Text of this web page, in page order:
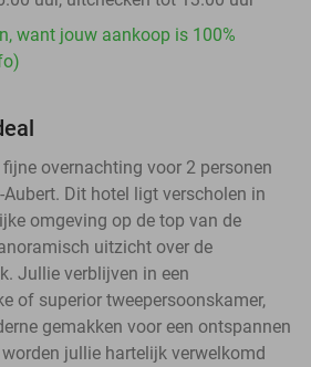
want jouw aankoop is 100%
overnachting voor 2 personen
Dit hotel ligt verscholen in
omgeving op de top van de
uitzicht over de
Jullie verblijven in een
of superior tweepersoonskamer,
gemakken voor een ontspannen
jullie hartelijk verwelkomd